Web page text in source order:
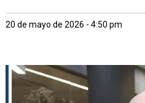
20 de mayo de 2026 - 4:50 pm